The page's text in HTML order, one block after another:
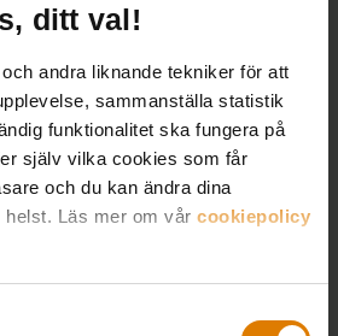
ditt val!
andra liknande tekniker för att
sammanställa statistik
funktionalitet ska fungera på
själv vilka cookies som får
och du kan ändra dina
Läs mer om vår cookiepolicy
– handbok för
av personuppgifter
Digitaliseringsinitiativet,
kr
ansvar vid brister i
Boende, Hyressättning,